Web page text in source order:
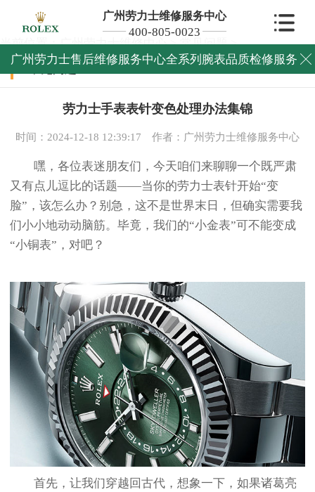
广州劳力士维修服务中心
400-805-0023
广州劳力士售后维修服务中心全系列腕表品质检修服务 
当前位置：广州劳力士维修中心>常见问题>
常见问题
劳力士手表表针变色处理办法集锦
时间：2024-12-18 12:39:17 作者：广州劳力士维修服务中心
嘿，各位表迷朋友们，今天咱们来聊聊一个既严肃
又有点儿逗比的话题——当你的劳力士表针开始“变
脸”，该怎么办？别急，这不是世界末日，但确实需要我
们小小地动动脑筋。毕竟，我们的“小金表”可不能变成
“小铜表”，对吧？
首先，让我们穿越回古代，想象一下，如果诸葛亮